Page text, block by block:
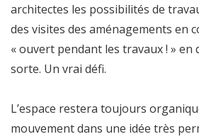
architectes les possibilités de
des visites des aménagements en
« ouvert pendant les travaux ! » en
sorte. Un vrai défi.
L’espace restera toujours
mouvement dans une idée très